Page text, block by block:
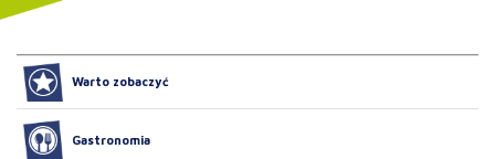
Warto zobaczyć
Gastronomia